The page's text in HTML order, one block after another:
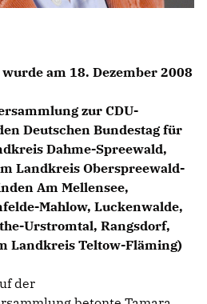
am 18. Dezember 2008
zur CDU-
Deutschen Bundestag für
Dahme-Spreewald,
Landkreis Oberspreewald-
Am Mellensee,
Mahlow, Luckenwalde,
Urstromtal, Rangsdorf,
Landkreis Teltow-Fläming)
der